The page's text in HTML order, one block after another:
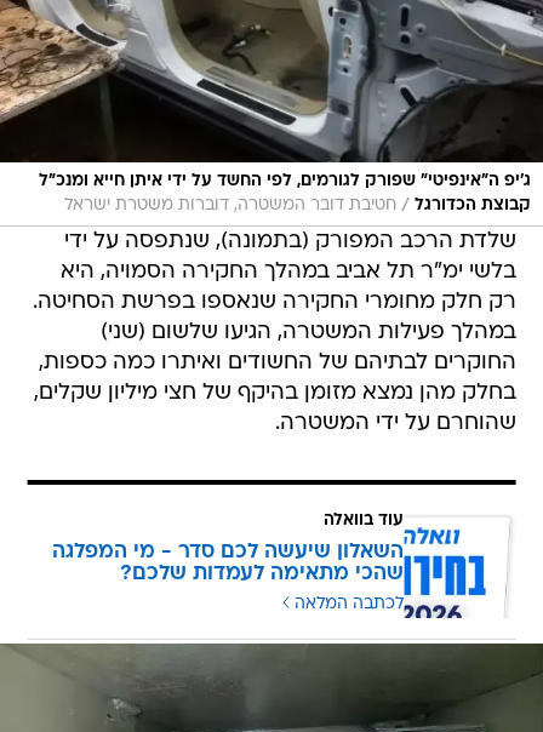
ג'יפ ה"אינפיטי" שפורק לגורמים, לפי החשד על ידי איתן חייא ומנכ"ל
קבוצת הכדורגל
חטיבת דובר המשטרה, דוברות משטרת ישראל
שלדת הרכב המפורק (בתמונה), שנתפסה על ידי
בלשי ימ"ר תל אביב במהלך החקירה הסמויה, היא
רק חלק מחומרי החקירה שנאספו בפרשת הסחיטה.
במהלך פעילות המשטרה, הגיעו שלשום (שני)
החוקרים לבתיהם של החשודים ואיתרו כמה כספות,
בחלק מהן נמצא מזומן בהיקף של חצי מיליון שקלים,
שהוחרם על ידי המשטרה.
השאלון שיעשה לכם סדר - מי המפלגה
שהכי מתאימה לעמדות שלכם?
לכתבה המלאה